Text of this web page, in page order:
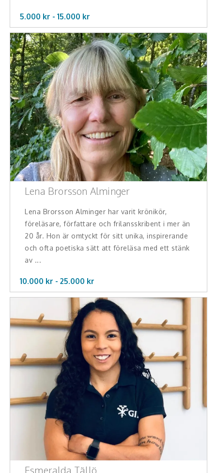
5.000 kr - 15.000 kr
Lena Brorsson Alminger
Lena Brorsson Alminger har varit krönikör,
föreläsare, författare och frilansskribent i mer än
20 år. Hon är omtyckt för sitt unika, inspirerande
och ofta poetiska sätt att föreläsa med ett stänk
av ...
10.000 kr - 25.000 kr
Esmeralda Tällö